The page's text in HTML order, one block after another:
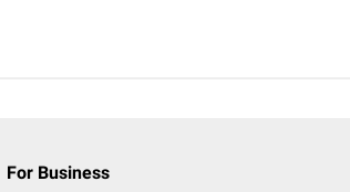
For Business